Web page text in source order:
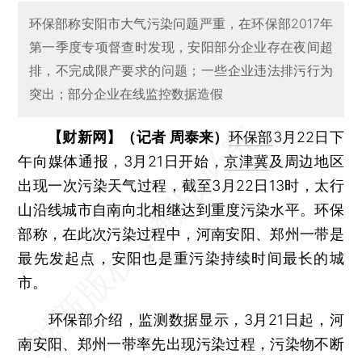
环保部称安阳市大气污染问题严重，在环保部2017年
第一季度专项督查时发现，安阳部分企业存在夜间超
排，不完成限产要求的问题；一些企业违法排污行为
突出；部分企业在线监控数据造假
【财新网】（记者 周泰来） 环保部3月22日下
午向媒体通报，3月21日开始，京津冀及周边地区
出现一次污染天气过程，截至3月22日13时，太行
山沿线城市自南向北相继达到重度污染水平。环保
部称，在此次污染过程中，河南安阳、郑州一带是
最先发起点，安阳也是重污染持续时间最长的城
市。
环保部介绍，监测数据显示，3月21日起，河
南安阳、郑州一带率先出现污染过程，污染物不断